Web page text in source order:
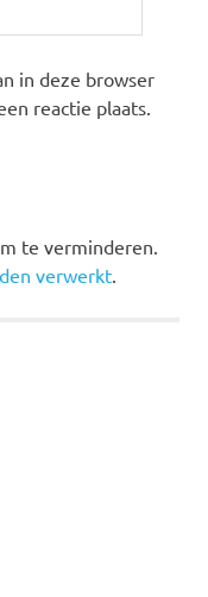
in deze browser
reactie plaats.
te verminderen.
verwerkt.